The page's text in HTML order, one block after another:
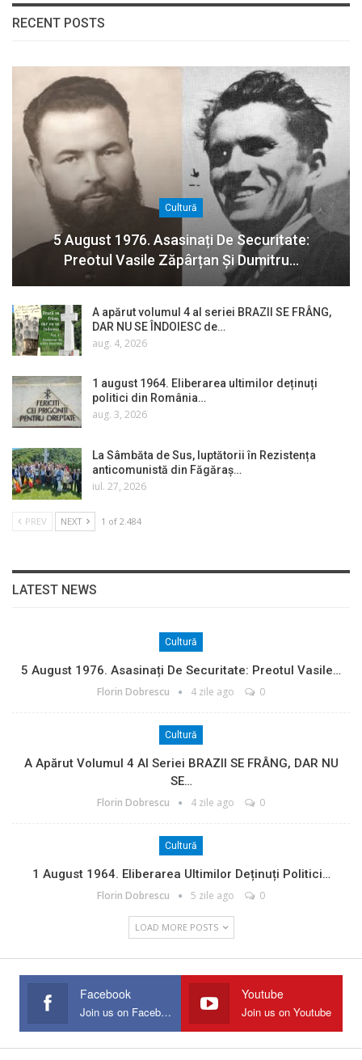
RECENT POSTS
Cultură
5 August 1976. Asasinați De Securitate:
Preotul Vasile Zăpârțan Și Dumitru…
A apărut volumul 4 al seriei BRAZII SE FRÂNG,
DAR NU SE ÎNDOIESC de…
aug. 4, 2026
1 august 1964. Eliberarea ultimilor deținuți
politici din România…
aug. 3, 2026
La Sâmbăta de Sus, luptătorii în Rezistența
anticomunistă din Făgăraș…
iul. 27, 2026
PREV NEXT 1 of 2.484
LATEST NEWS
Cultură
5 August 1976. Asasinați De Securitate: Preotul Vasile…
Florin Dobrescu 4 zile ago 0
Cultură
A Apărut Volumul 4 Al Seriei BRAZII SE FRÂNG, DAR NU
SE…
Florin Dobrescu 4 zile ago 0
Cultură
1 August 1964. Eliberarea Ultimilor Deținuți Politici…
Florin Dobrescu 5 zile ago 0
LOAD MORE POSTS
Facebook
Join us on Facebook
Youtube
Join us on Youtube